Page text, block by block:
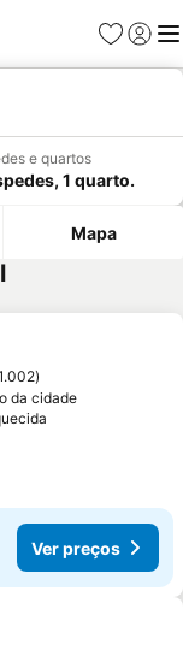
Favoritos
Iniciar
e quartos
1 quarto.
Mapa
favoritos
da cidade
Ver preços
favoritos